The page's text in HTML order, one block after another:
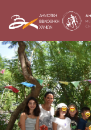
content